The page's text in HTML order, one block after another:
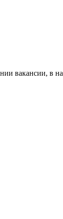
вакансии, в